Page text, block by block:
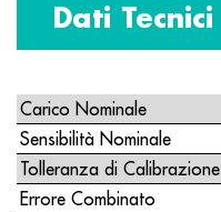
Dati Tecnici
Carico Nominale
Sensibilità Nominale
Tolleranza di Calibrazione
Errore Combinato